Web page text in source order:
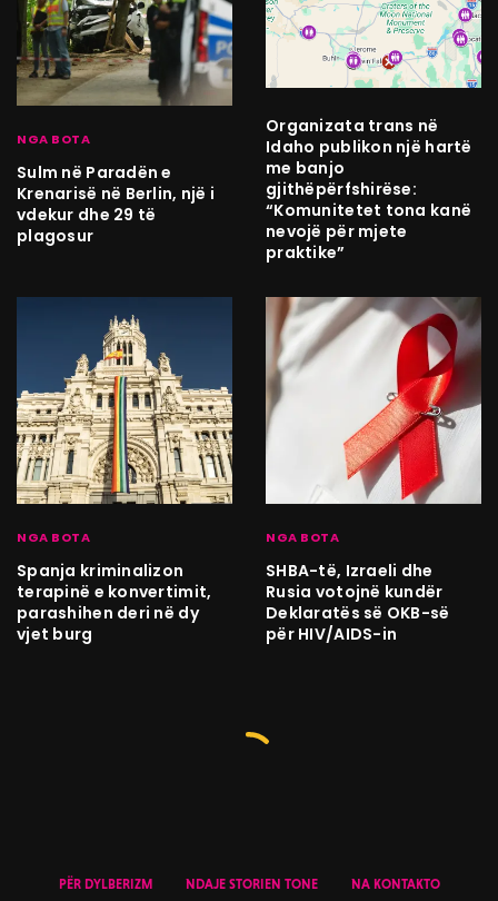
NGA BOTA
Sulm në Paradën e
Krenarisë në Berlin, një i
vdekur dhe 29 të
plagosur
Organizata trans në
Idaho publikon një hartë
me banjo
gjithëpërfshirëse:
“Komunitetet tona kanë
nevojë për mjete
praktike”
NGA BOTA
Spanja kriminalizon
terapinë e konvertimit,
parashihen deri në dy
vjet burg
NGA BOTA
SHBA-të, Izraeli dhe
Rusia votojnë kundër
Deklaratës së OKB-së
për HIV/AIDS-in
PËR DYLBERIZM NDAJE STORIEN TONE NA KONTAKTO